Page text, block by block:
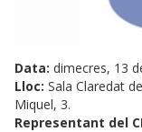
Data:dimecres, 13
Lloc:Sala Claredat
Miquel, 3.
Representant del